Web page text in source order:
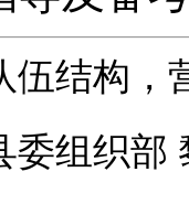
结构，
委组织部